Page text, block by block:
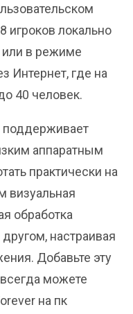
игроков локально
или в режиме
Интернет, где на
40 человек.
поддерживает
аппаратным
практически на
визуальная
обработка
настраивая
Добавьте эту
можете
на пк